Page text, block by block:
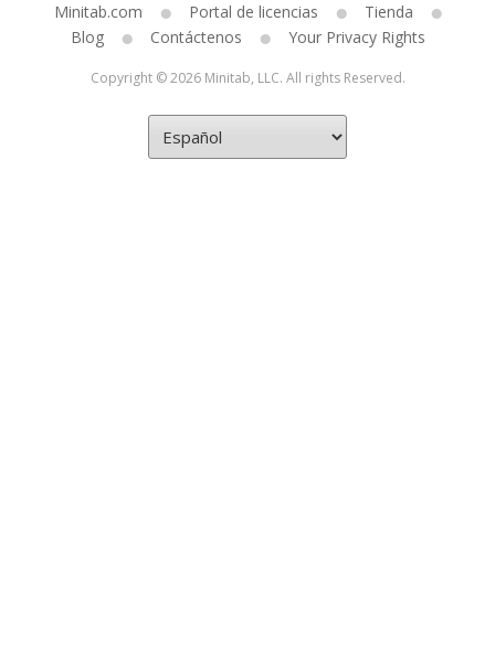
Minitab.com Portal de licencias
Tienda
Blog
Contáctenos Your Privacy Rights
Copyright © 2026 Minitab, LLC. All rights Reserved.